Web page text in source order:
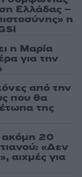
Ελλάδας –
η
η Μαρία
για την
από την
που θα
της
ακόμη 20
«Δεν
αιχμές για